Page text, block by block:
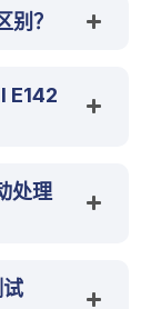
？
E142
处理